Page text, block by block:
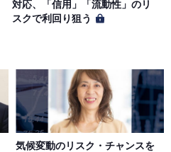
対応、「信用」「流動性」のリ
スクで利回り狙う
気候変動のリスク・チャンスを